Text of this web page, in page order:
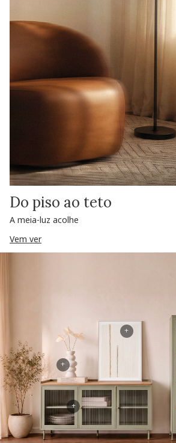
Do piso ao teto
A meia-luz acolhe
Vem ver
+
+
+